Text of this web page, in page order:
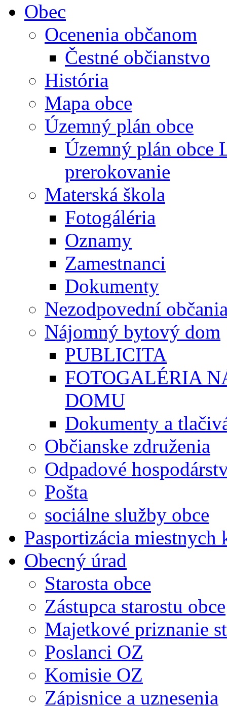
Obec
Ocenenia občanom
Čestné občianstvo
História
Mapa obce
Územný plán obce
Územný plán obce
prerokovanie
Materská škola
Fotogáléria
Oznamy
Zamestnanci
Dokumenty
Nezodpovední
Nájomný bytový dom
PUBLICITA
FOTOGALÉRIA
DOMU
Dokumenty a
Občianske združenia
Odpadové
Pošta
sociálne služby obce
Pasportizácia
Obecný úrad
Starosta obce
Zástupca starostu obce
Majetkové priznanie
Poslanci OZ
Komisie OZ
Zápisnice a uznesenia